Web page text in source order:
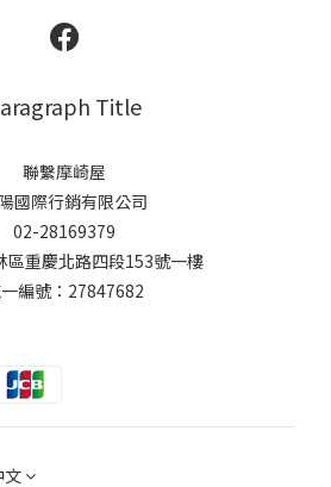
Title
聯繫摩崎屋
國際行銷有限公司
02-28169379
區重慶北路四段153號一樓
編號：27847682
文